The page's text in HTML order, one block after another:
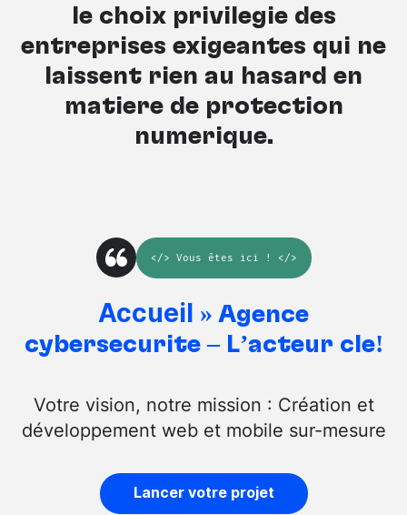
le choix privilégié des
entreprises exigeantes qui ne
laissent rien au hasard en
matière de protection
numérique.
</> Vous êtes ici ! </>
Accueil » Agence
cybersécurité – L’acteur clé!
Votre vision, notre mission : Création et
développement web et mobile sur-mesure
Lancer votre projet